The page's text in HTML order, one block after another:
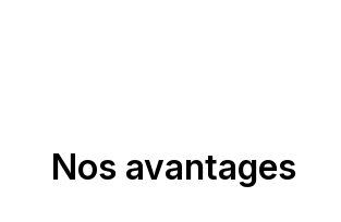
Nos avantages